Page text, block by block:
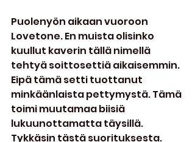
Puolenyön aikaan vuoroon
Lovetone. En muista olisinko
kuullut kaverin tällä nimellä
tehtyä soittosettiä aikaisemmin.
Eipä tämä setti tuottanut
minkäänlaista pettymystä. Tämä
toimi muutamaa biisiä
lukuunottamatta täysillä.
Tykkäsin tästä suorituksesta.